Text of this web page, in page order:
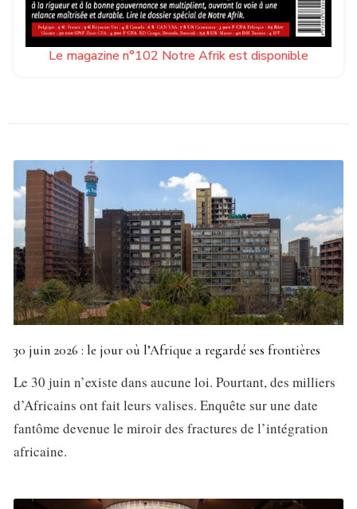
Le magazine n°102 Notre Afrik est disponible
30 juin 2026 : le jour où l’Afrique a regardé ses frontières
Le 30 juin n’existe dans aucune loi. Pourtant, des milliers
d’Africains ont fait leurs valises. Enquête sur une date
fantôme devenue le miroir des fractures de l’intégration
africaine.